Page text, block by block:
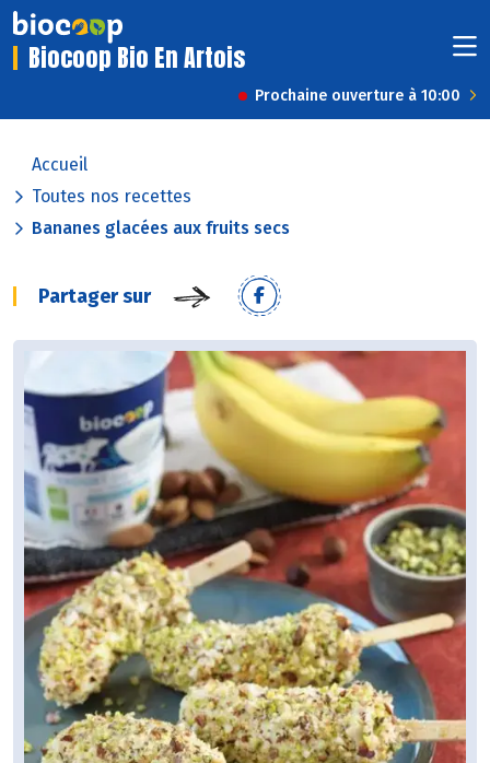
Biocoop Bio En Artois
Prochaine ouverture à 10:00
Accueil
Toutes nos recettes
Bananes glacées aux fruits secs
Partager sur